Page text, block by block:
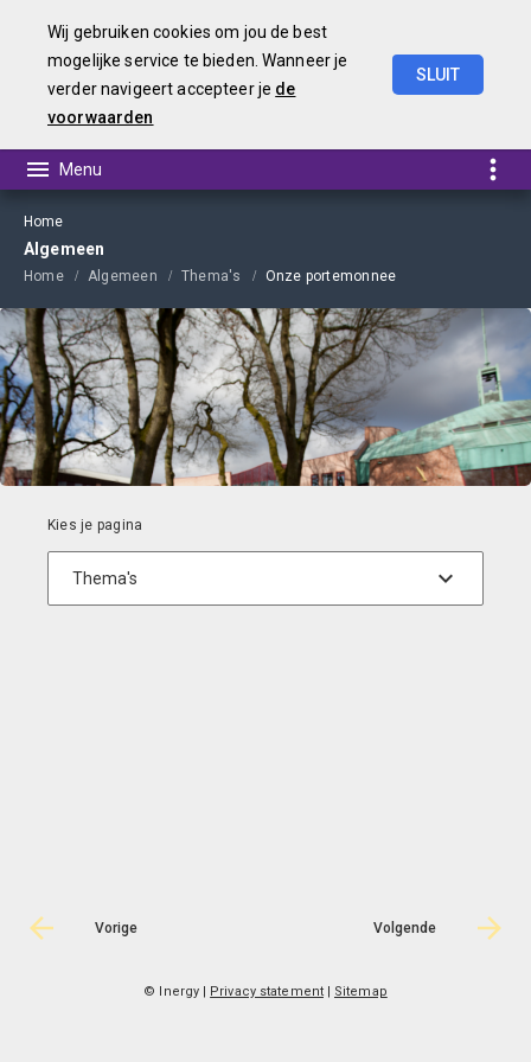
Wij gebruiken cookies om jou de best
mogelijke service te bieden. Wanneer je
verder navigeert accepteer je de
voorwaarden
SLUIT
Home
Algemeen
Home Algemeen Thema's Onze portemonnee
Vorige Volgende
© Inergy | Privacy statement| Sitemap